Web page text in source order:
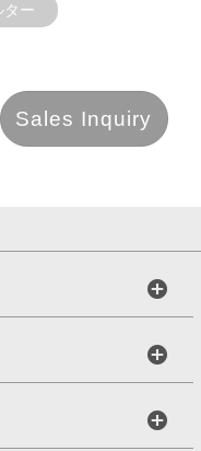
ター
Sales Inquiry